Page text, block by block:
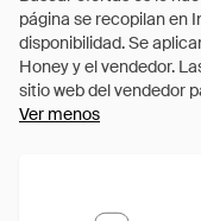
Ver menos